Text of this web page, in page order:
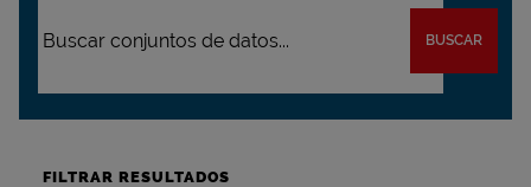
BUSCAR
FILTRAR RESULTADOS